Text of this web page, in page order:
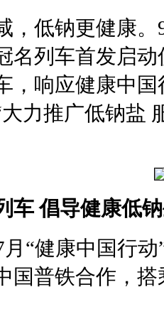
低钠更健康。9
名列车首发启
，响应健康中
力推广低钠盐
车 倡导健康低
健康中国行动
国普铁合作，